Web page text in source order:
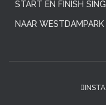
START EN FINISH
NAAR WESTDAMPARK